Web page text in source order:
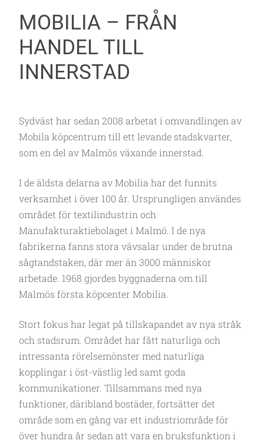
MOBILIA – FRÅN
HANDEL TILL
INNERSTAD
Sydväst har sedan 2008 arbetat i omvandlingen av
Mobila köpcentrum till ett levande stadskvarter,
som en del av Malmös växande innerstad.
I de äldsta delarna av Mobilia har det funnits
verksamhet i över 100 år. Ursprungligen användes
området för textilindustrin och
Manufakturaktiebolaget i Malmö. I de nya
fabrikerna fanns stora vävsalar under de brutna
sågtandstaken, där mer än 3000 människor
arbetade. 1968 gjordes byggnaderna om till
Malmös första köpcenter Mobilia.
Stort fokus har legat på tillskapandet av nya stråk
och stadsrum. Området har fått naturliga och
intressanta rörelsemönster med naturliga
kopplingar i öst-västlig led samt goda
kommunikationer. Tillsammans med nya
funktioner, däribland bostäder, fortsätter det
område som en gång var ett industriområde för
över hundra år sedan att vara en bruksfunktion i